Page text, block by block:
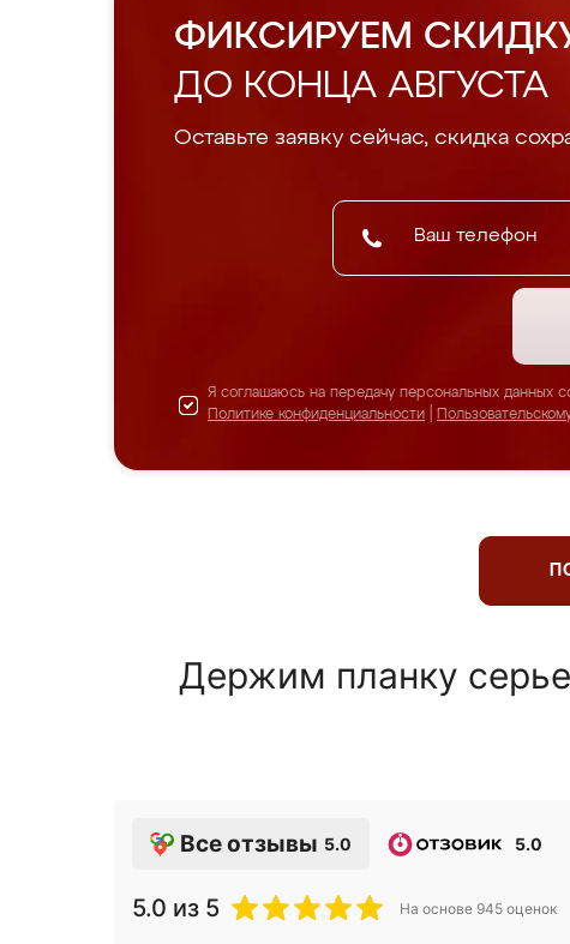
ФИКСИРУЕМ
ДО КОНЦА АВГУСТА
Оставьте заявку сейчас, скидка
Я соглашаюсь на передачу персональных данных
Политике конфиденциальности
Держим планку
Все отзывы 5.0 5.0
5.0 из 5 На основе 945 оценок